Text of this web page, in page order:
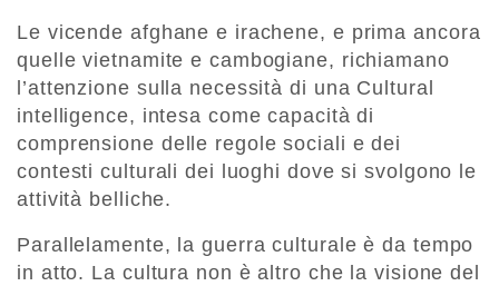
Le vicende afghane e irachene, e prima ancora
quelle vietnamite e cambogiane, richiamano
l’attenzione sulla necessità di una Cultural
intelligence, intesa come capacità di
comprensione delle regole sociali e dei
contesti culturali dei luoghi dove si svolgono le
attività belliche.
Parallelamente, la guerra culturale è da tempo
in atto. La cultura non è altro che la visione del